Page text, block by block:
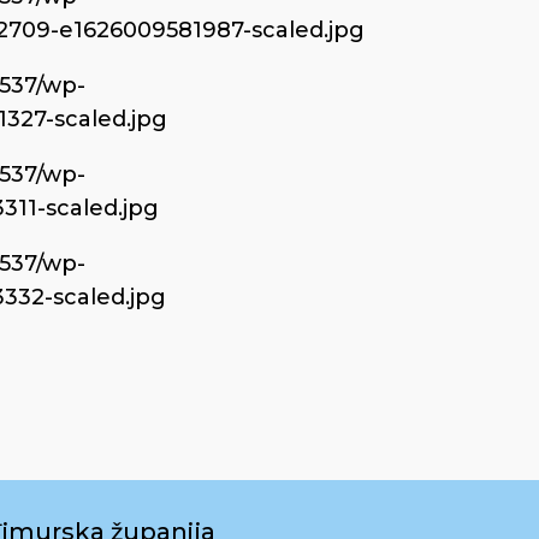
e1626009581987-scaled.jpg
wp-
scaled.jpg
wp-
scaled.jpg
wp-
scaled.jpg
županija